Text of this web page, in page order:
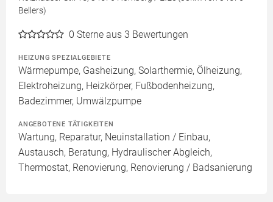
Bellers)
0 Sterne aus 3 Bewertungen
HEIZUNG SPEZIALGEBIETE
Wärmepumpe, Gasheizung, Solarthermie, Ölheizung,
Elektroheizung, Heizkörper, Fußbodenheizung,
Badezimmer, Umwälzpumpe
ANGEBOTENE TÄTIGKEITEN
Wartung, Reparatur, Neuinstallation / Einbau,
Austausch, Beratung, Hydraulischer Abgleich,
Thermostat, Renovierung, Renovierung / Badsanierung